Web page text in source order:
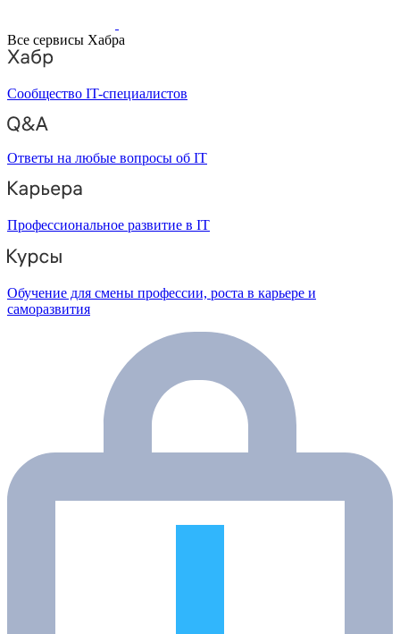
Все сервисы Хабра
Сообщество IT-специалистов
Ответы на любые вопросы об IT
Профессиональное развитие в IT
Обучение для смены профессии, роста в карьере и
саморазвития